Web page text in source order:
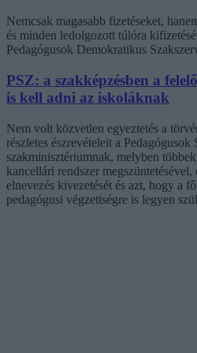
Nemcsak magasabb fizetéseket,
és minden ledolgozott túlóra
Pedagógusok Demokratikus
PSZ: a szakképzésben a
is kell adni az iskoláknak
Nem volt közvetlen egyeztetés a
részletes észrevételeit a Pedagógusok
szakminisztériumnak, melyben
kancellári rendszer
elnevezés kivezetését és azt, hogy a
pedagógusi végzettségre is legyen